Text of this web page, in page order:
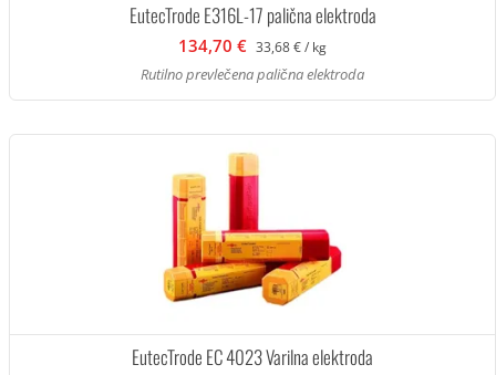
EutecTrode E316L-17 palična elektroda
134,70 € 33,68 € / kg
Rutilno prevlečena palična elektroda
EutecTrode EC 4023 Varilna elektroda